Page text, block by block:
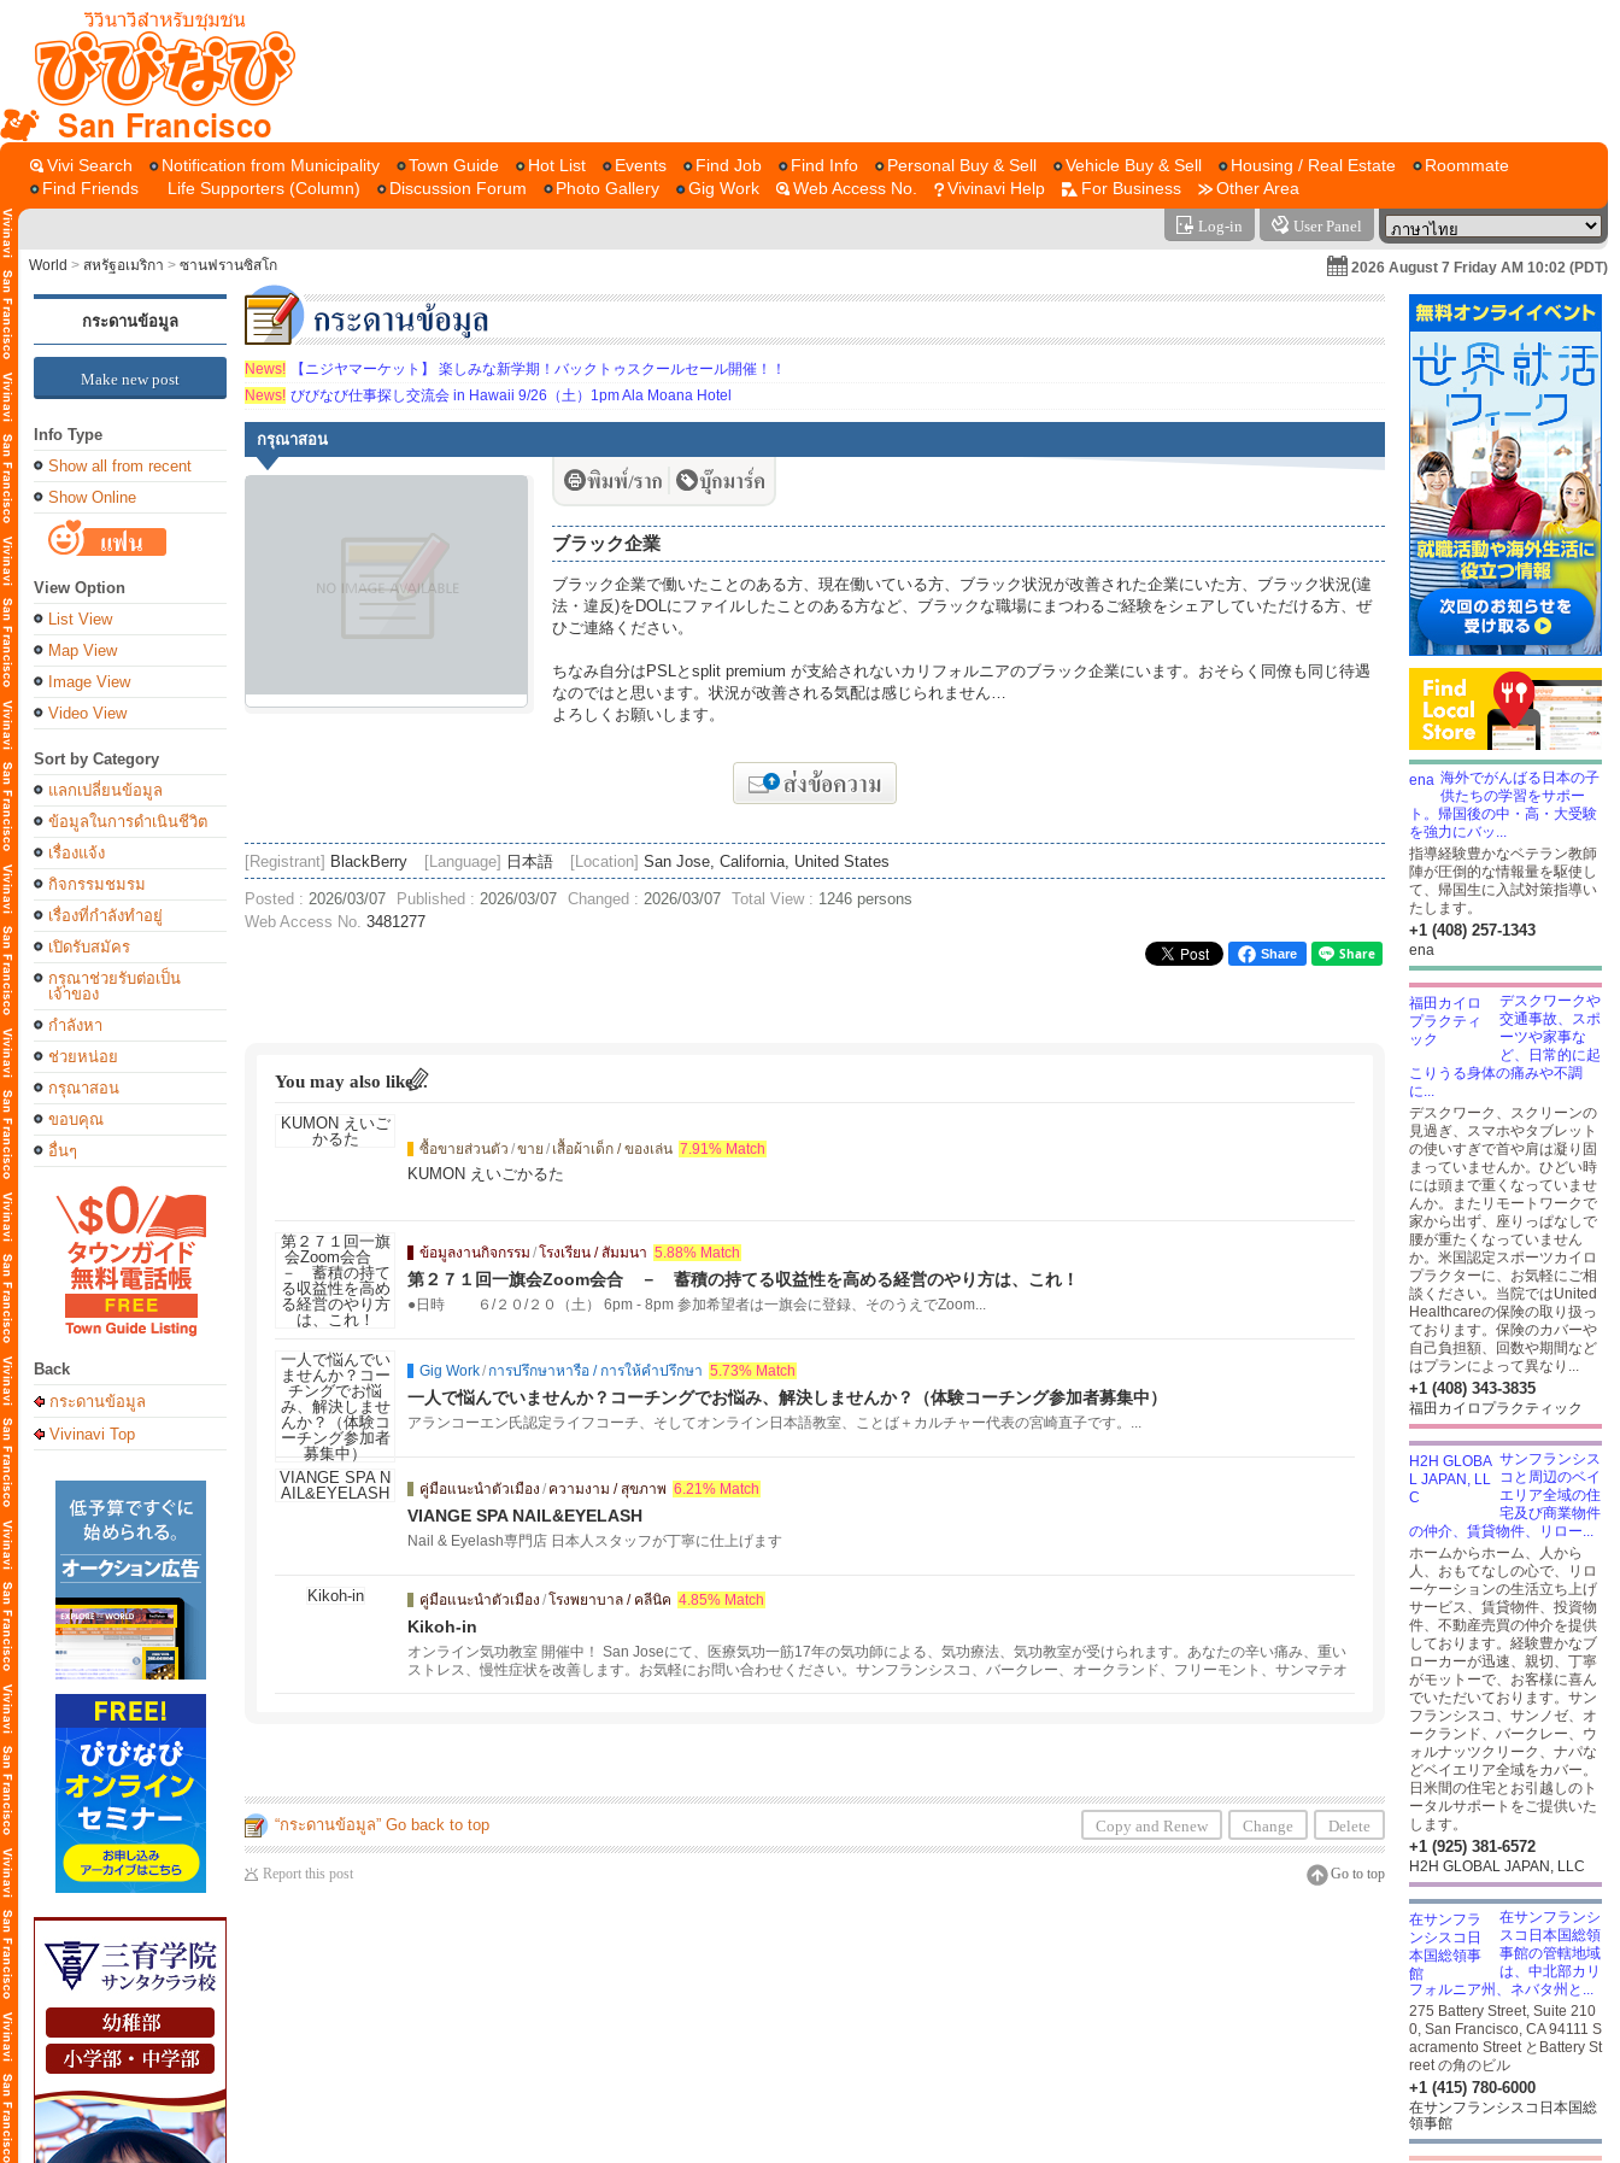
San Francisco
Vivi Search Notification from Municipality Town Guide Hot List Events Find Job Find Info Personal Buy & Sell Vehicle Buy & Sell Housing / Real Estate
Roommate
Find Friends
Life Supporters (Column) Discussion Forum Photo Gallery Gig Work Web Access No. Vivinavi Help For Business Other Area
Log-in User Panel
World > สหรัฐอเมริกา > ซานฟรานซิสโก 2026 August 7 Friday AM 10:02 (PDT)
กระดานข้อมูล
Make new post
Info Type
Show all from recent
Show Online
View Option
List View
Map View
Image View
Video View
Sort by Category
แลกเปลี่ยนข้อมูล
ข้อมูลในการดำเนินชีวิต
เรื่องแจ้ง
กิจกรรมชมรม
เรื่องที่กำลังทำอยู่
เปิดรับสมัคร
กรุณาช่วยรับต่อเป็น
เจ้าของ
กำลังหา
ช่วยหน่อย
กรุณาสอน
ขอบคุณ
อื่นๆ
Back
กระดานข้อมูล
Vivinavi Top
News!
【ニジヤマーケット】 楽しみな新学期！バックトゥスクールセール開催！！
News! びびなび仕事探し交流会 in Hawaii 9/26（土）1pm Ala Moana Hotel
กรุณาสอน
ブラック企業
ブラック企業で働いたことのある方、現在働いている方、ブラック状況が改善された企業にいた方、ブラック状況(違
法・違反)をDOLにファイルしたことのある方など、ブラックな職場にまつわるご経験をシェアしていただける方、ぜ
ひご連絡ください。
ちなみ自分はPSLとsplit premium が支給されないカリフォルニアのブラック企業にいます。おそらく同僚も同じ待遇
なのではと思います。状況が改善される気配は感じられません…
よろしくお願いします。
[Registrant] BlackBerry [Language] 日本語 [Location] San Jose, California, United States
Posted : 2026/03/07 Published : 2026/03/07 Changed : 2026/03/07 Total View : 1246 persons
Web Access No. 3481277
Share
You may also like...
ซื้อขายส่วนตัว /ขาย / เสื้อผ้าเด็ก / ของเล่น 7.91% Match
KUMON えいごかるた
ข้อมูลงานกิจกรรม /โรงเรียน / สัมมนา 5.88% Match
第２７１回一旗会Zoom会合 － 蓄積の持てる収益性を高める経営のやり方は、これ！
●日時 ６/２０/２０（土） 6pm - 8pm 参加希望者は一旗会に登録、そのうえでZoom...
Gig Work/ การปรึกษาหารือ / การให้คำปรึกษา 5.73% Match
一人で悩んでいませんか？コーチングでお悩み、解決しませんか？（体験コーチング参加者募集中）
アランコーエン氏認定ライフコーチ、そしてオンライン日本語教室、ことば＋カルチャー代表の宮崎直子です。...
คู่มือแนะนำตัวเมือง / ความงาม / สุขภาพ 6.21% Match
VIANGE SPA NAIL&EYELASH
Nail & Eyelash専門店 日本人スタッフが丁寧に仕上げます
คู่มือแนะนำตัวเมือง /โรงพยาบาล / คลีนิค 4.85% Match
Kikoh-in
オンライン気功教室 開催中！ San Joseにて、医療気功一筋17年の気功師による、気功療法、気功教室が受けられます。あなたの辛い痛み、重い
ストレス、慢性症状を改善します。お気軽にお問い合わせください。サンフランシスコ、バークレー、オークランド、フリーモント、サンマテオ
“กระดานข้อมูล” Go back to top Copy and Renew Change Delete
Report this post Go to top
海外でがんばる日本の子
供たちの学習をサポー
ト。帰国後の中・高・大受験
を強力にバッ...
指導経験豊かなベテラン教師
陣が圧倒的な情報量を駆使し
て、帰国生に入試対策指導い
たします。
+1 (408) 257-1343
ena
デスクワークや
交通事故、スポ
ーツや家事な
ど、日常的に起
こりうる身体の痛みや不調
に...
デスクワーク、スクリーンの
見過ぎ、スマホやタブレット
の使いすぎで首や肩は凝り固
まっていませんか。ひどい時
には頭まで重くなっていませ
んか。またリモートワークで
家から出ず、座りっぱなしで
腰が重たくなっていません
か。米国認定スポーツカイロ
プラクターに、お気軽にご相
談ください。当院ではUnited
Healthcareの保険の取り扱っ
ております。保険のカバーや
自己負担額、回数や期間など
はプランによって異なり...
+1 (408) 343-3835
福田カイロプラクティック
サンフランシス
コと周辺のベイ
エリア全域の住
宅及び商業物件
の仲介、賃貸物件、リロー...
ホームからホーム、人から
人、おもてなしの心で、リロ
ーケーションの生活立ち上げ
サービス、賃貸物件、投資物
件、不動産売買の仲介を提供
しております。経験豊かなブ
ローカーが迅速、親切、丁寧
がモットーで、お客様に喜ん
でいただいております。サン
フランシスコ、サンノゼ、オ
ークランド、バークレー、ウ
ォルナッツクリーク、ナパな
どベイエリア全域をカバー。
日米間の住宅とお引越しのト
ータルサポートをご提供いた
します。
+1 (925) 381-6572
H2H GLOBAL JAPAN, LLC
在サンフランシ
スコ日本国総領
事館の管轄地域
は、中北部カリ
フォルニア州、ネバタ州と...
275 Battery Street, Suite 210
0, San Francisco, CA 94111 S
acramento Street とBattery St
reet の角のビル
+1 (415) 780-6000
在サンフランシスコ日本国総
領事館